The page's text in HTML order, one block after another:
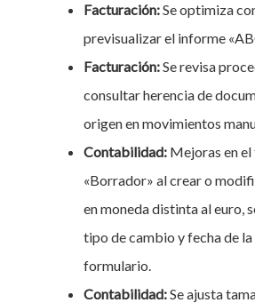
Facturación:Se optimiza
previsualizar el informe
Facturación:Se revisa
consultar herencia de
origen en movimientos
Contabilidad: Mejoras en
«Borrador» al crear o
en moneda distinta al euro,
tipo de cambio y fecha de
formulario.
Contabilidad:Se ajusta